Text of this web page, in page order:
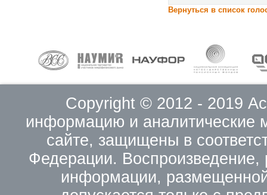
Вернуться в список
Copyright © 2012 - 2019
информацию и
сайте, защищены в
Федерации. Воспроизведение,
информации,